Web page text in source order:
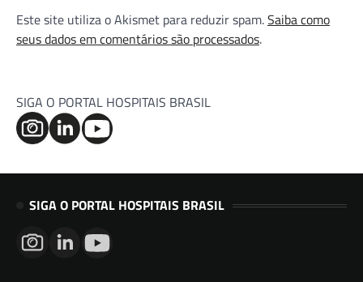
Este site utiliza o Akismet para reduzir spam.Saiba como
seus dados em comentários são processados.
SIGA O PORTAL HOSPITAIS BRASIL
SIGA O PORTAL HOSPITAIS BRASIL